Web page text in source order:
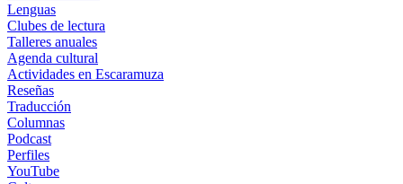
Lenguas
Clubes de lectura
Talleres anuales
Agenda cultural
Actividades en Escaramuza
Reseñas
Traducción
Columnas
Podcast
Perfiles
YouTube